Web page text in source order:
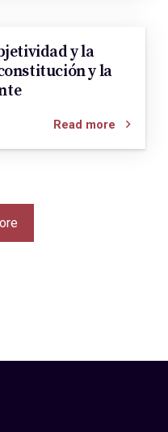
y la
y la
Read more